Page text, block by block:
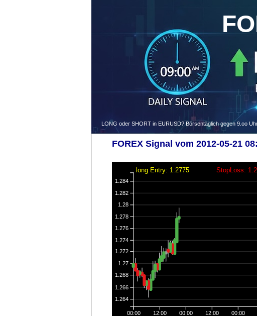
LONG oder SHORT in EURUSD? Börsentäglich gegen 9.oo
FOREX Signal vom 2012-05-21
00:00 12:00 00:00 12:00 00:00
1.264
1.266
1.268
1.27
1.272
1.274
1.276
1.278
1.28
1.282
1.284
long Entry: 1.2775 StopLoss: